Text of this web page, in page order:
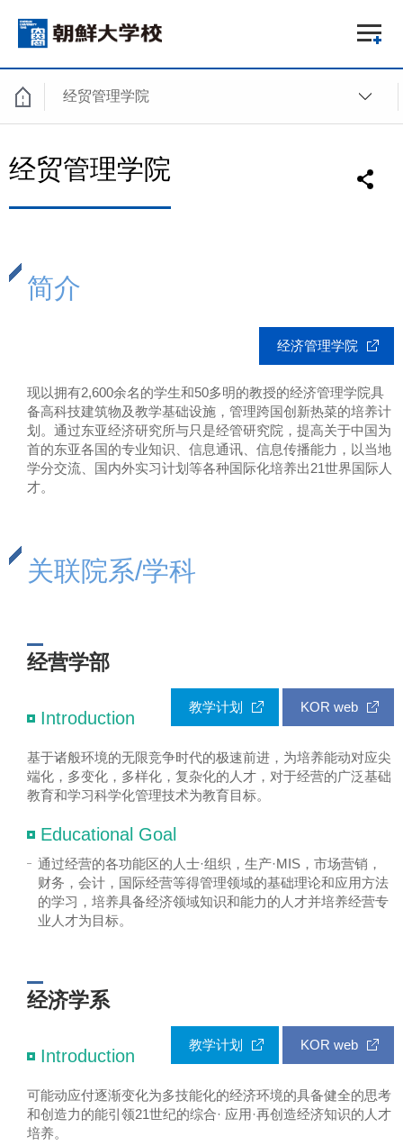
经贸管理学院
经贸管理学院
简介
经济管理学院
现以拥有2,600余名的学生和50多明的教授的经济管理学院具
备高科技建筑物及教学基础设施，管理跨国创新热菜的培养计
划。通过东亚经济研究所与只是经管研究院，提高关于中国为
首的东亚各国的专业知识、信息通讯、信息传播能力，以当地
学分交流、国内外实习计划等各种国际化培养出21世界国际人
才。
关联院系/学科
经营学部
教学计划 KOR web
Introduction
基于诸般环境的无限竞争时代的极速前进，为培养能动对应尖
端化，多变化，多样化，复杂化的人才，对于经营的广泛基础
教育和学习科学化管理技术为教育目标。
Educational Goal
通过经营的各功能区的人士·组织，生产·MIS，市场营销，
财务，会计，国际经营等得管理领域的基础理论和应用方法
的学习，培养具备经济领域知识和能力的人才并培养经营专
业人才为目标。
经济学系
教学计划 KOR web
Introduction
可能动应付逐渐变化为多技能化的经济环境的具备健全的思考
和创造力的能引领21世纪的综合· 应用·再创造经济知识的人才
培养。